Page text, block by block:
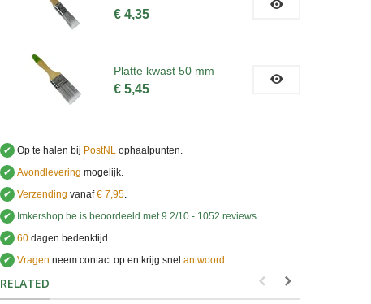
€ 4,35
Platte kwast 50 mm
€ 5,45
✔ Op te halen bij PostNLophaalpunten.
✔ Avondlevering mogelijk.
✔ Verzending vanaf€ 7,95.
✔
Imkershop.be is beoordeeld met9.2/10 -1052 reviews.
✔ 60dagen bedenktijd.
✔ Vragen neem contact op en krijg snel antwoord ..
RELATED